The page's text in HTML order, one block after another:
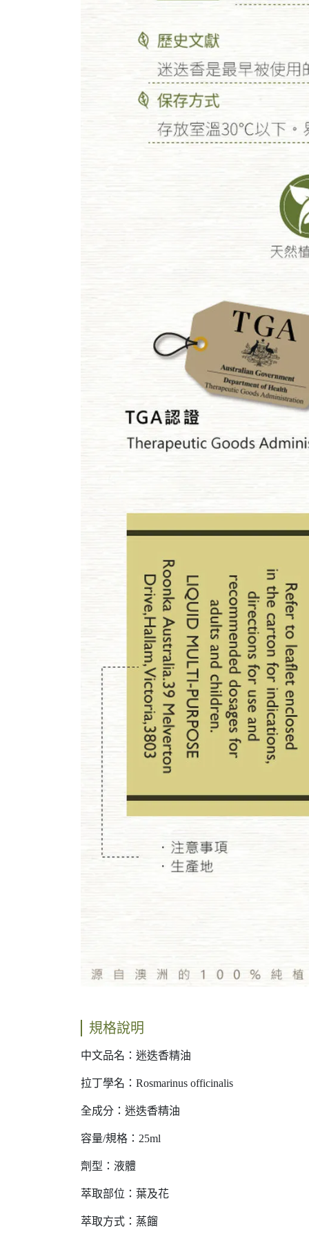
規格說明
中文品名：迷迭香精油
拉丁學名：Rosmarinus officinalis
全成分：迷迭香精油
容量/規格：25ml
劑型：液體
萃取部位：葉及花
萃取方式：蒸餾